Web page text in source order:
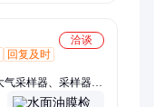
洽谈
回复及时
采样器、采样器、
、数采仪、油气回